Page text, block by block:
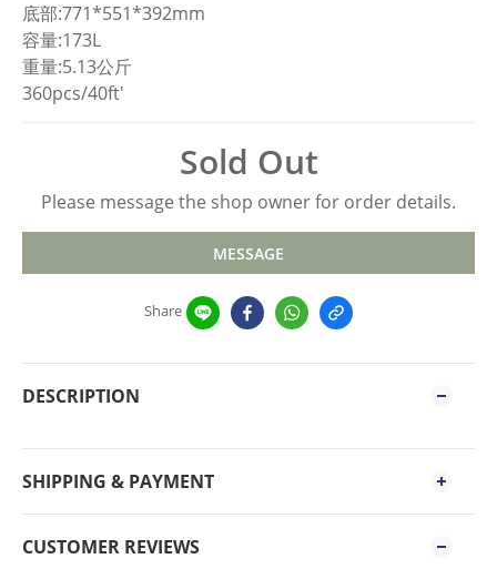
底部:771*551*392mm
容量:173L
重量:5.13公斤
360pcs/40ft'
Sold Out
Please message the shop owner for order details.
MESSAGE
Share
DESCRIPTION
SHIPPING & PAYMENT
CUSTOMER REVIEWS